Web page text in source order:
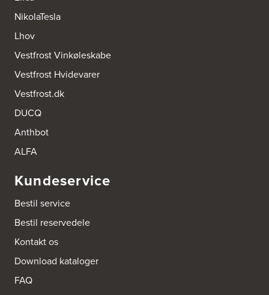
AUBO Køkken & Bad Østerbro
2100 København Ø
http://www.aubo.dk
Industrivej 8
5560 Aarup
Tel.: 70101005
https://hvidtogfrit.dk/forhandler/aktiv-hvidevareservice/
Amager Køkken bad & Garderobe
2770 Kastrup
http://www.amagerkoekken.dk/
Gutenbergvej 1
9510 Arden
Tel.:
NikolaTesla
Lhov
Vestfrost Vinkøleskabe
Vestfrost Hvidevarer
Vestfrost.dk
DUCQ
Anthbot
ALFA
Kundeservice
Bestil service
Bestil reservedele
Kontakt os
Download kataloger
FAQ